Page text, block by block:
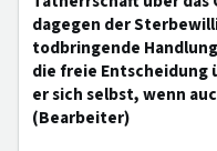
dagegen der
todbringende
die freie
er sich selbst, wenn
(Bearbeiter)